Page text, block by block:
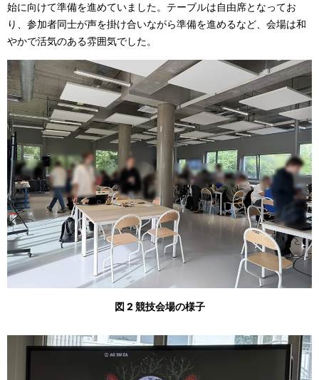
始に向けて準備を進めていました。テーブルは自由席となってお
り、参加者同士が声を掛け合いながら準備を進めるなど、会場は和
やかで活気のある雰囲気でした。
図 2 競技会場の様子